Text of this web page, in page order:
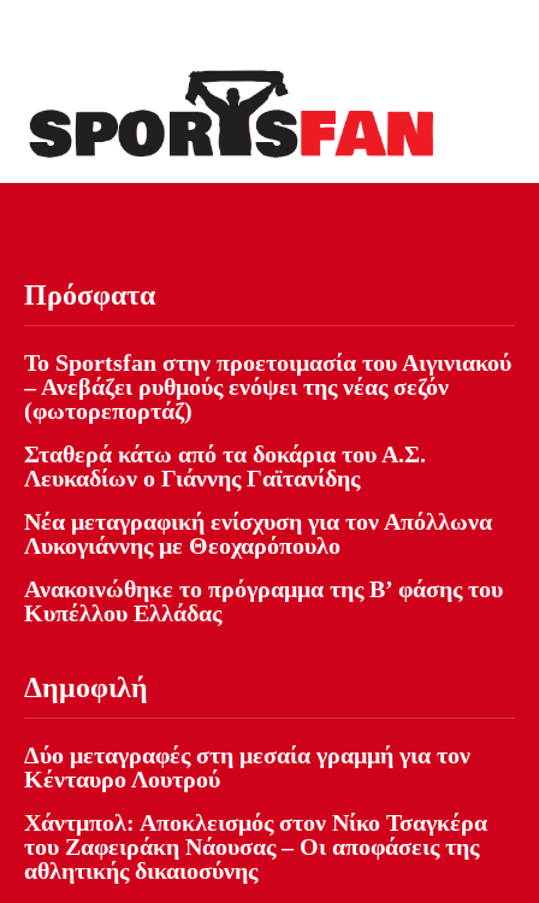
Πρόσφατα
Το Sportsfan στην προετοιμασία του Αιγινιακού
– Ανεβάζει ρυθμούς ενόψει της νέας σεζόν
(φωτορεπορτάζ)
Σταθερά κάτω από τα δοκάρια του Α.Σ.
Λευκαδίων ο Γιάννης Γαϊτανίδης
Νέα μεταγραφική ενίσχυση για τον Απόλλωνα
Λυκογιάννης με Θεοχαρόπουλο
Ανακοινώθηκε το πρόγραμμα της Β’ φάσης του
Κυπέλλου Ελλάδας
Δημοφιλή
Δύο μεταγραφές στη μεσαία γραμμή για τον
Κένταυρο Λουτρού
Χάντμπολ: Αποκλεισμός στον Νίκο Τσαγκέρα
του Ζαφειράκη Νάουσας – Οι αποφάσεις της
αθλητικής δικαιοσύνης